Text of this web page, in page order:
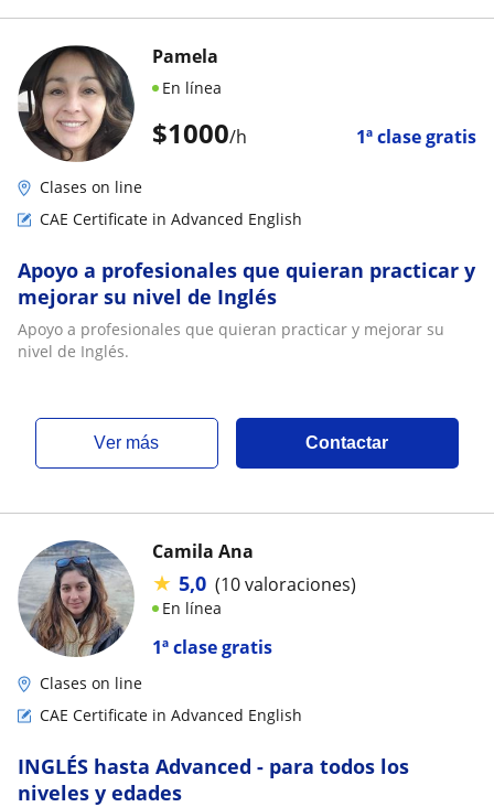
$1000/h 1ª clase gratis
Pamela
En línea
Clases on line
CAE Certificate in Advanced English
Apoyo a profesionales que quieran practicar y
mejorar su nivel de Inglés
Apoyo a profesionales que quieran practicar y mejorar su
nivel de Inglés.
ver más Contactar
1ª clase gratis
Camila Ana
★ 5,0 (10 valoraciones)
En línea
Clases on line
CAE Certificate in Advanced English
INGLÉS hasta Advanced - para todos los
niveles y edades